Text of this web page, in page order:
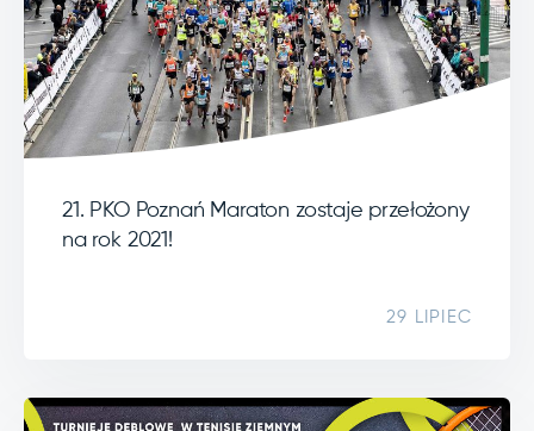
21. PKO Poznań Maraton zostaje przełożony
na rok 2021!
29 LIPIEC